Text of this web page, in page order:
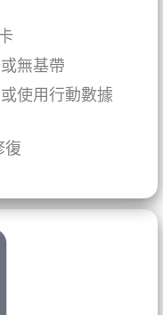
無基帶
使用行動數據
復